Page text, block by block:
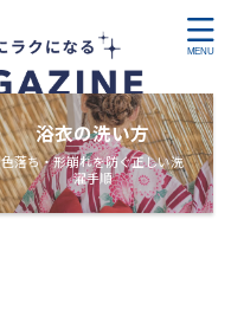
浴衣の洗い方
色落ち・形崩れを防ぐ正しい洗
濯手順